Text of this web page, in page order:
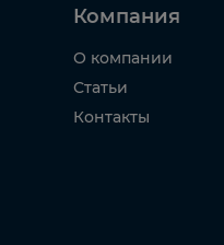
Компания
О компании
Статьи
Контакты